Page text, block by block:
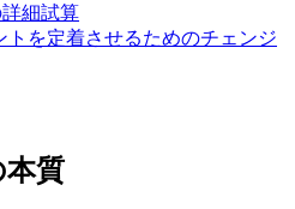
細試算
を定着させるためのチェンジ
質